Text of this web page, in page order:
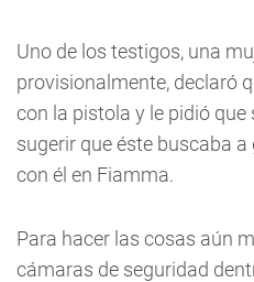
Uno de los testigos, una
provisionalmente, declaró
con la pistola y le pidió que
sugerir que éste buscaba
con él en Fiamma.
Para hacer las cosas aún
cámaras de seguridad